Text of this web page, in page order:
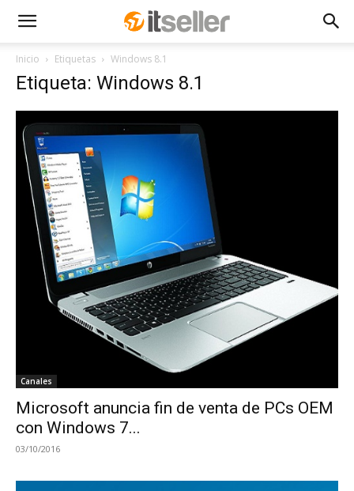
Inicio Etiquetas Windows 8.1
Etiqueta: Windows 8.1
Canales
Microsoft anuncia fin de venta de PCs OEM
con Windows 7...
03/10/2016